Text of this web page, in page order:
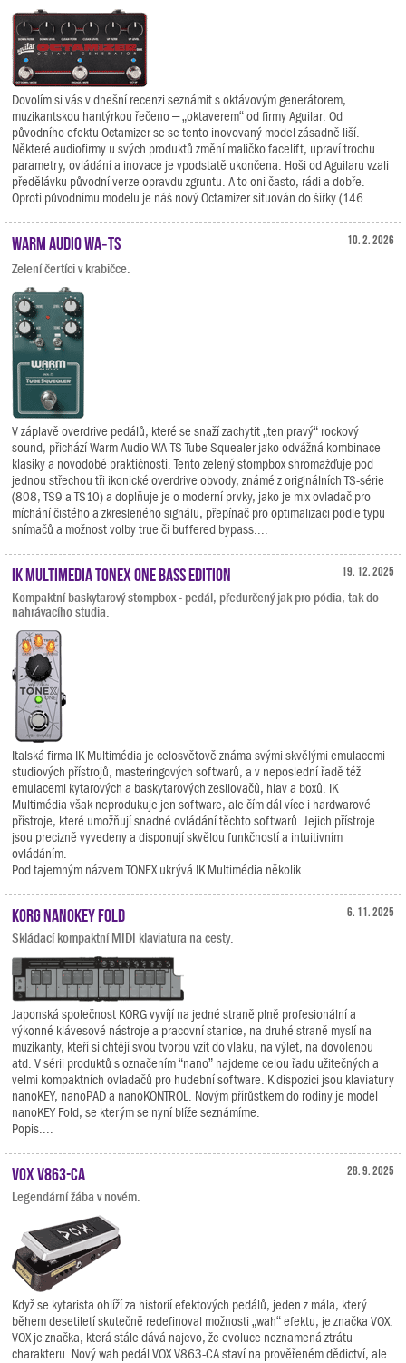
Dovolím si vás v dnešní recenzi seznámit s oktávovým generátorem,
muzikantskou hantýrkou řečeno – „oktaverem“ od firmy Aguilar. Od
původního efektu Octamizer se se tento inovovaný model zásadně liší.
Některé audiofirmy u svých produktů změní maličko facelift, upraví trochu
parametry, ovládání a inovace je vpodstatě ukončena. Hoši od Aguilaru vzali
předělávku původní verze opravdu zgruntu. A to oni často, rádi a dobře.
Oproti původnímu modelu je náš nový Octamizer situován do šířky (146...
10. 2. 2026
Warm Audio WA‑TS
Zelení čertíci v krabičce.
V záplavě overdrive pedálů, které se snaží zachytit „ten pravý“ rockový
sound, přichází Warm Audio WA-TS Tube Squealer jako odvážná kombinace
klasiky a novodobé praktičnosti. Tento zelený stompbox shromažďuje pod
jednou střechou tři ikonické overdrive obvody, známé z originálních TS-série
(808, TS9 a TS10) a doplňuje je o moderní prvky, jako je mix ovladač pro
míchání čistého a zkresleného signálu, přepínač pro optimalizaci podle typu
snímačů a možnost volby true či buffered bypass....
19. 12. 2025
IK Multimedia TONEX ONE Bass Edition
Kompaktní baskytarový stompbox - pedál, předurčený jak pro pódia, tak do
nahrávacího studia.
Italská firma IK Multimédia je celosvětově známa svými skvělými emulacemi
studiových přístrojů, masteringových softwarů, a v neposlední řadě též
emulacemi kytarových a baskytarových zesilovačů, hlav a boxů. IK
Multimédia však neprodukuje jen software, ale čím dál více i hardwarové
přístroje, které umožňují snadné ovládání těchto softwarů. Jejich přístroje
jsou precizně vyvedeny a disponují skvělou funkčností a intuitivním
ovládáním.
Pod tajemným názvem TONEX ukrývá IK Multimédia několik...
6. 11. 2025
KORG nanoKEY Fold
Skládací kompaktní MIDI klaviatura na cesty.
Japonská společnost KORG vyvíjí na jedné straně plně profesionální a
výkonné klávesové nástroje a pracovní stanice, na druhé straně myslí na
muzikanty, kteří si chtějí svou tvorbu vzít do vlaku, na výlet, na dovolenou
atd. V sérii produktů s označením “nano” najdeme celou řadu užitečných a
velmi kompaktních ovladačů pro hudební software. K dispozici jsou klaviatury
nanoKEY, nanoPAD a nanoKONTROL. Novým přírůstkem do rodiny je model
nanoKEY Fold, se kterým se nyní blíže seznámíme.
Popis....
28. 9. 2025
VOX V863-CA
Legendární žába v novém.
Když se kytarista ohlíží za historií efektových pedálů, jeden z mála, který
během desetiletí skutečně redefinoval možnosti „wah“ efektu, je značka VOX.
VOX je značka, která stále dává najevo, že evoluce neznamená ztrátu
charakteru. Nový wah pedál VOX V863-CA staví na prověřeném dědictví, ale